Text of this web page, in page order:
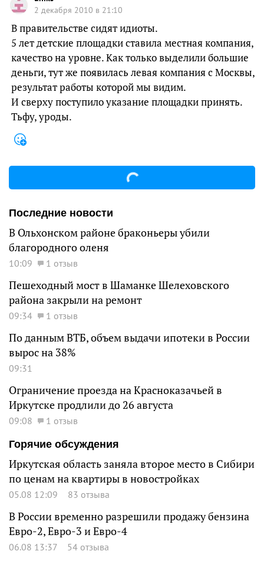
2 декабря 2010 в 21:10
В правительстве сидят идиоты.
5 лет детские площадки ставила местная компания,
качество на уровне. Как только выделили большие
деньги, тут же появилась левая компания с Москвы,
результат работы которой мы видим.
И сверху поступило указание площадки принять.
Тьфу, уроды.
Последние новости
В Ольхонском районе браконьеры убили
благородного оленя
10:09 1 отзыв
Пешеходный мост в Шаманке Шелеховского
района закрыли на ремонт
09:34 1 отзыв
По данным ВТБ, объем выдачи ипотеки в России
вырос на 38%
09:31
Ограничение проезда на Красноказачьей в
Иркутске продлили до 26 августа
09:08
1 отзыв
Горячие обсуждения
Иркутская область заняла второе место в Сибири
по ценам на квартиры в новостройках
05.08 12:09 83 отзыва
В России временно разрешили продажу бензина
Евро-2, Евро-3 и Евро-4
06.08 13:37 54 отзыва